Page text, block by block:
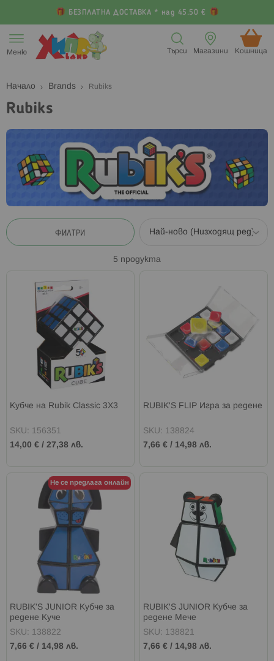
БЕЗПЛАТНА ДОСТАВКА * над 45.50 €
към
съдържанието
Меню Кошница (
Магазини
Търси
Начало Brands Rubiks
Rubiks
ФИЛТРИ
5 продукта
Кубче на Rubik Classic 3X3
SKU: 156351
14,00 € / 27,38 лв.
RUBIK'S FLIP Игра за редене
SKU: 138824
7,66 € / 14,98 лв.
Не се предлага онлайн
RUBIK'S JUNIOR Кубче за
редене Куче
SKU: 138822
7,66 € / 14,98 лв.
RUBIK'S JUNIOR Кубче за
редене Мече
SKU: 138821
7,66 € / 14,98 лв.